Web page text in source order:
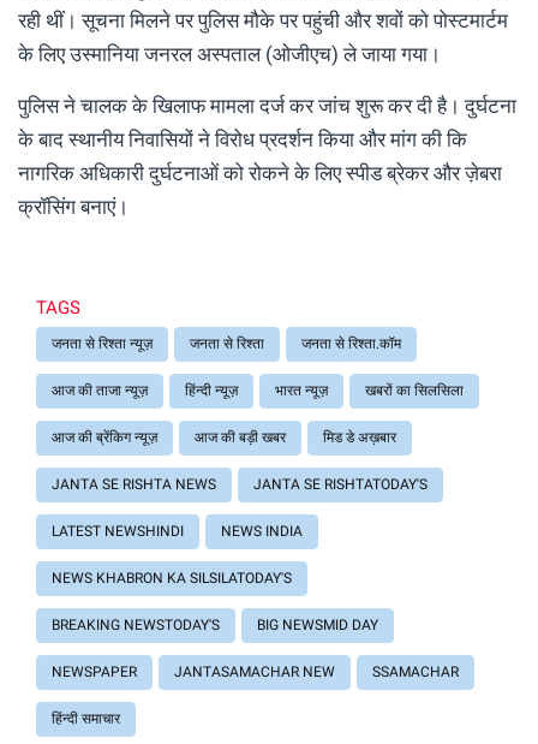
रही थीं। सूचना मिलने पर पुलिस मौके पर पहुंची और शवों को पोस्टमार्टम
के लिए उस्मानिया जनरल अस्पताल (ओजीएच) ले जाया गया।
पुलिस ने चालक के खिलाफ मामला दर्ज कर जांच शुरू कर दी है। दुर्घटना
के बाद स्थानीय निवासियों ने विरोध प्रदर्शन किया और मांग की कि
नागरिक अधिकारी दुर्घटनाओं को रोकने के लिए स्पीड ब्रेकर और ज़ेबरा
क्रॉसिंग बनाएं।
TAGS
जनता से रिश्ता न्यूज़ जनता से रिश्ता जनता से रिश्ता.कॉम
आज की ताजा न्यूज़ हिंन्दी न्यूज़ भारत न्यूज़ खबरों का सिलसिला
आज की ब्रेंकिग न्यूज़ आज की बड़ी खबर मिड डे अख़बार
JANTA SE RISHTA NEWS JANTA SE RISHTATODAY'S
LATEST NEWSHINDI NEWS INDIA
NEWS KHABRON KA SILSILATODAY'S
BREAKING NEWSTODAY'S BIG NEWSMID DAY
NEWSPAPER JANTASAMACHAR NEW SSAMACHAR
हिंन्दी समाचार